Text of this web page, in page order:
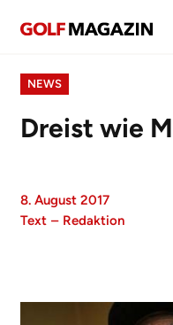
NEWS
Dreist wie
8. August 2017
Text – Redaktion